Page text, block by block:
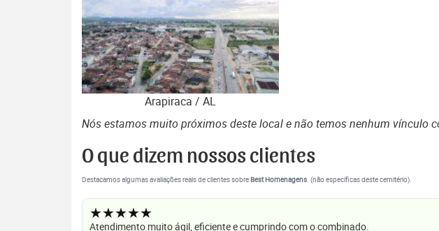
Arapiraca / AL
Nós estamos muito próximos deste local e não temos nenhum vínculo
O que dizem nossos clientes
Destacamos algumas avaliações reais de clientes sobreBest Homenagens. (não específicas deste cemitério).
★★★★★
Atendimento muito ágil, eficiente e cumprindo com o combinado.